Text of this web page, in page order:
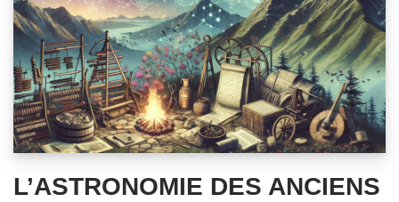
L’ASTRONOMIE DES ANCIENS